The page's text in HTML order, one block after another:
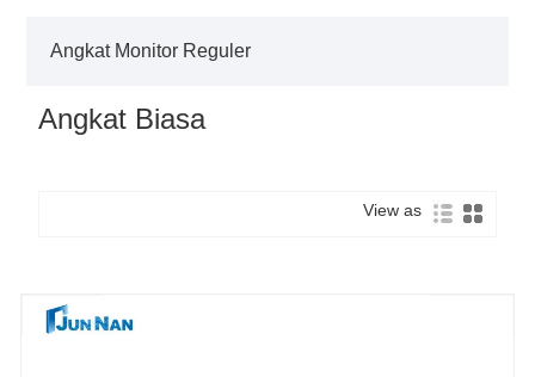
Angkat Monitor Reguler
Angkat Biasa
View as